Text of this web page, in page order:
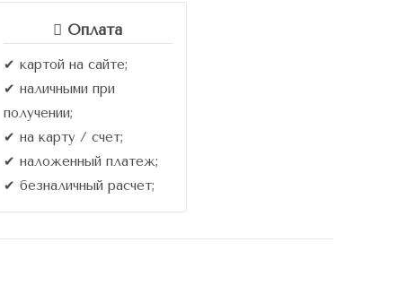
Оплата
✔ картой на сайте;
✔ наличными при
получении;
✔ на карту / счет;
✔ наложенный платеж;
✔ безналичный расчет;